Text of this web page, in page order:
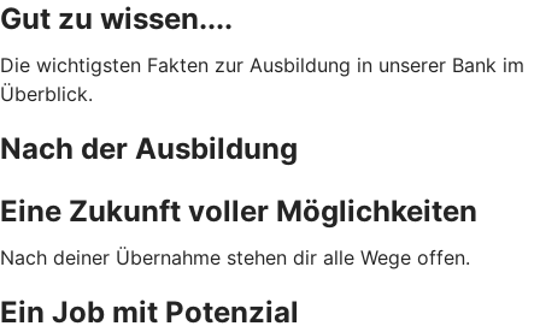
Gut zu wissen....
Die wichtigsten Fakten zur Ausbildung in unserer Bank im
Überblick.
Nach der Ausbildung
Eine Zukunft voller Möglichkeiten
Nach deiner Übernahme stehen dir alle Wege offen.
Ein Job mit Potenzial